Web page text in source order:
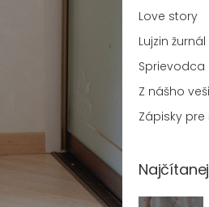
Love story
Lujzin žurnál
Sprievodca
Z nášho
Zápisky pre